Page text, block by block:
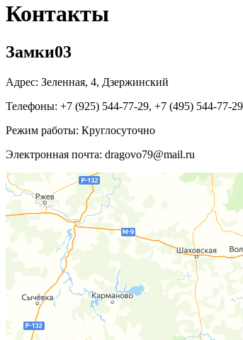
Контакты
Замки03
Адрес: Зеленная, 4, Дзержинский
Телефоны: +7 (925) 544-77-29, +7 (495) 544-77-29
Режим работы: Круглосуточно
Электронная почта: dragovo79@mail.ru